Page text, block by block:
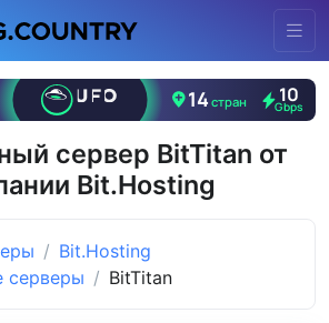
сервер BitTitan от
Bit.Hosting
Bit.Hosting
серверы
BitTitan